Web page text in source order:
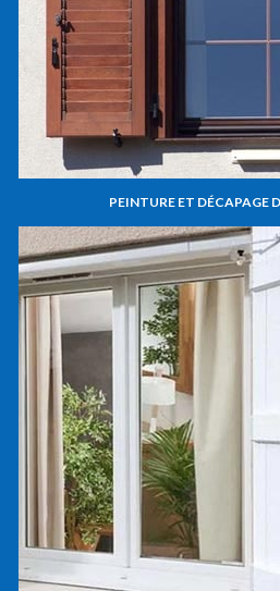
PEINTURE ET DÉCAPAGE